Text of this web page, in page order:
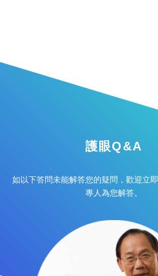
護眼Q&A
如以下答問未能解答您的疑問，歡迎立即
專人為您解答。